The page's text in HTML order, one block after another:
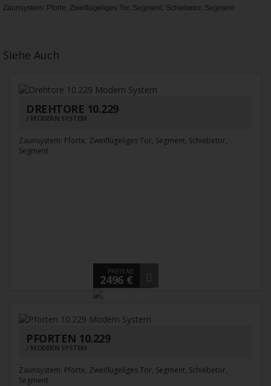
Zaunsystem: Pforte, Zweiflügeliges Tor, Segment, Schiebetor, Segment
Siehe Auch
DREHTORE 10.229
MODERN SYSTEM
Zaunsystem: Pforte, Zweiflügeliges Tor, Segment, Schiebetor,
Segment
PREIS AB
2496 €
PFORTEN 10.229
MODERN SYSTEM
Zaunsystem: Pforte, Zweiflügeliges Tor, Segment, Schiebetor,
Segment